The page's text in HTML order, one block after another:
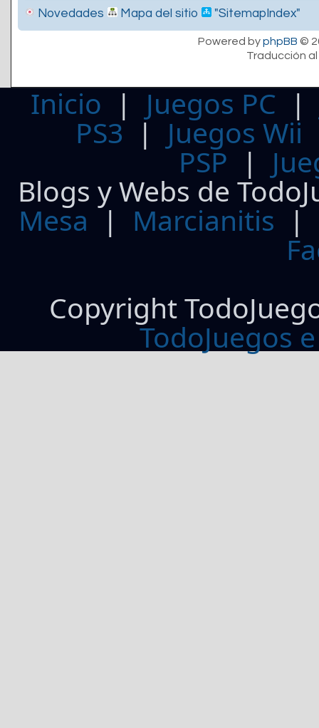
Novedades Mapa del sitio "SitemapIndex"
Powered byphpBB ©
Traducción
Inicio | Juegos PC
PS3| Juegos Wii
PSP |
Blogs y Webs de
Mesa | Marcianitis |
Copyright
TodoJuegos